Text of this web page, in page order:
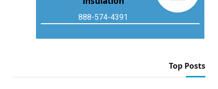
888-574-4391
Top Posts